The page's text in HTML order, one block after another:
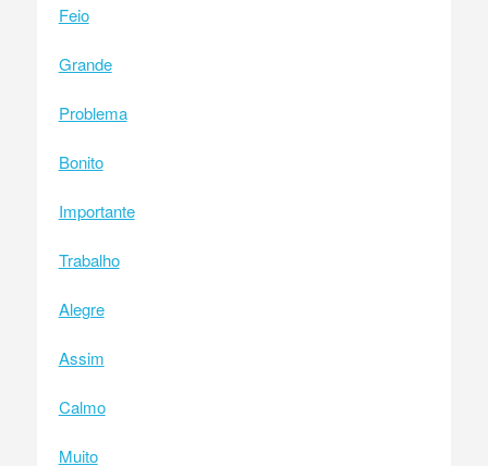
Feio
Grande
Problema
Bonito
Importante
Trabalho
Alegre
Assim
Calmo
Muito